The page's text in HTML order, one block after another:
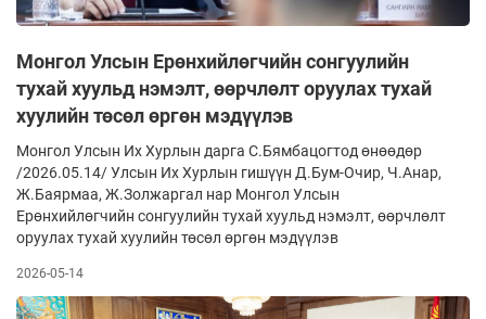
Монгол Улсын Ерөнхийлөгчийн сонгуулийн
тухай хуульд нэмэлт, өөрчлөлт оруулах тухай
хуулийн төсөл өргөн мэдүүлэв
Монгол Улсын Их Хурлын дарга С.Бямбацогтод өнөөдөр
/2026.05.14/ Улсын Их Хурлын гишүүн Д.Бум-Очир, Ч.Анар,
Ж.Баярмаа, Ж.Золжаргал нар Монгол Улсын
Ерөнхийлөгчийн сонгуулийн тухай хуульд нэмэлт, өөрчлөлт
оруулах тухай хуулийн төсөл өргөн мэдүүлэв
2026-05-14